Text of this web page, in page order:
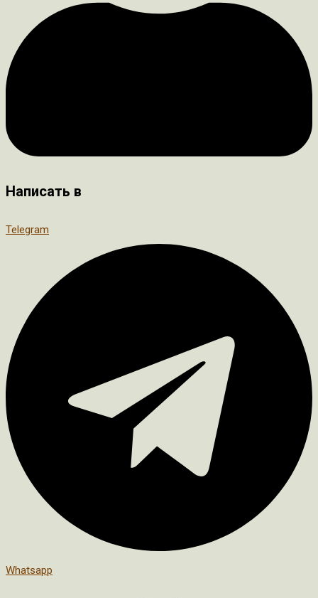
Написать в
Telegram
Whatsapp